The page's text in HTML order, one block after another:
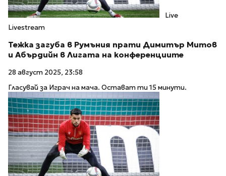
Live
Livestream
Тежка загуба в Румъния прати Димитър Митов
и Абърдийн в Лигата на конференциите
28 август 2025, 23:58
Гласувай за Играч на мача. Остават ти 15 минути.